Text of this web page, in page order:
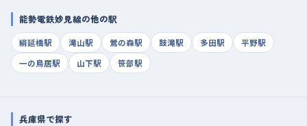
能勢電鉄妙見線の他の駅
絹延橋駅 滝山駅 鶯の森駅 鼓滝駅 多田駅
平野駅
一の鳥居駅
山下駅 笹部駅
兵庫県で探す